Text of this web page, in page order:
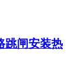
跳闸安装热